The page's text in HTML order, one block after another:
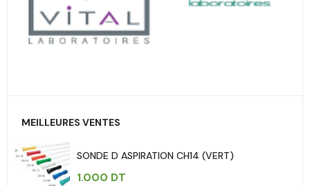
MEILLEURES VENTES
SONDE D ASPIRATION CH14 (VERT)
1.000 DT